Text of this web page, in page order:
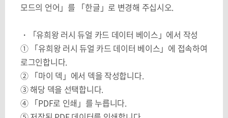
모드의 언어」를 「한글」로 변경해 주십시오.
・「유희왕 러시 듀얼 카드 데이터 베이스」에서 작성
① 「유희왕 러시 듀얼 카드 데이터 베이스」에 접속하여
로그인합니다.
② 「마이 덱」에서 덱을 작성합니다.
③ 해당 덱을 선택합니다.
④ 「PDF로 인쇄」를 누릅니다.